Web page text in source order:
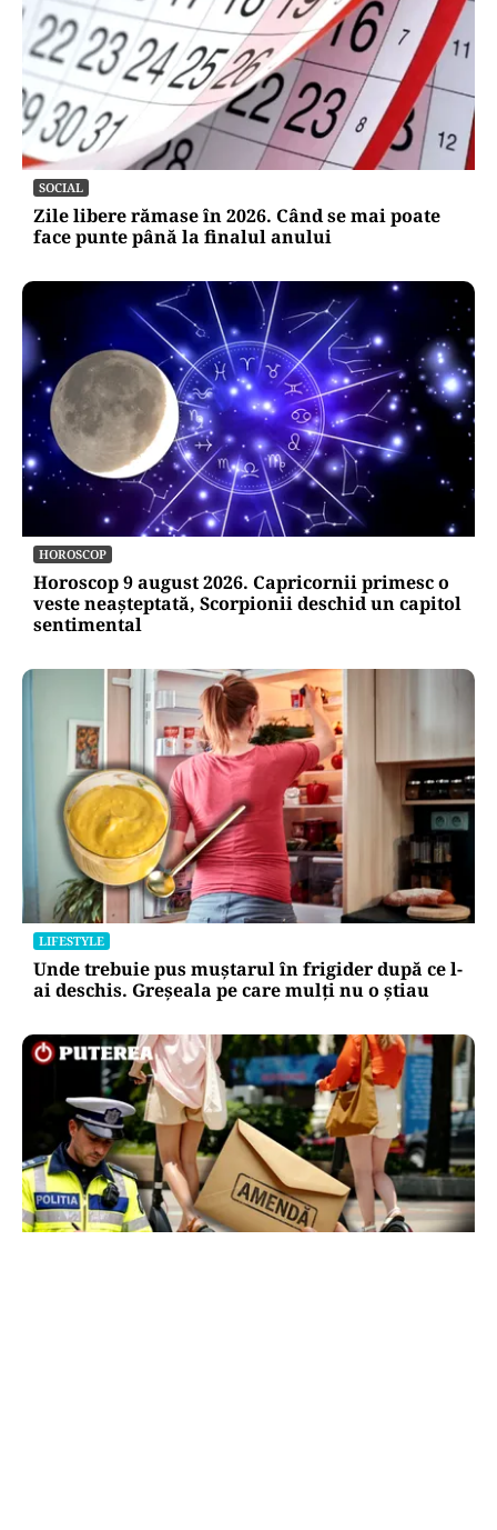
SOCIAL
Zile libere rămase în 2026. Când se mai poate
face punte până la finalul anului
HOROSCOP
Horoscop 9 august 2026. Capricornii primesc o
veste neașteptată, Scorpionii deschid un capitol
sentimental
LIFESTYLE
Unde trebuie pus muștarul în frigider după ce l-
ai deschis. Greșeala pe care mulți nu o știau